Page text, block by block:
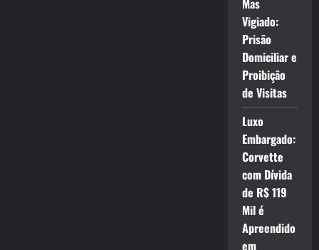
Mas
Vigiado:
Prisão
Domiciliar e
Proibição
de Visitas
Luxo
Embargado:
Corvette
com Dívida
de R$ 119
Mil é
Apreendido
em